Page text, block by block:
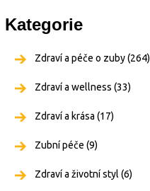
Kategorie
Zdraví a péče o zuby(264)
Zdraví a wellness (33)
Zdraví a krása (17)
Zubní péče (9)
Zdraví a životní styl (6)